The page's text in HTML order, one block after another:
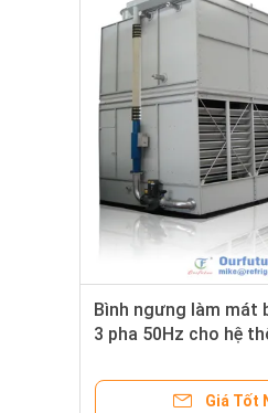
Bình ngưng làm mát
3 pha 50Hz cho hệ
Giá Tốt